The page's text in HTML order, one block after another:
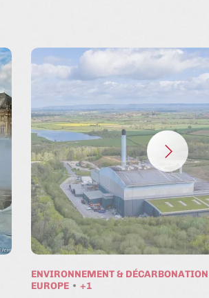
ENVIRONNEMENT & DÉCARBONATION
EUROPE
+1